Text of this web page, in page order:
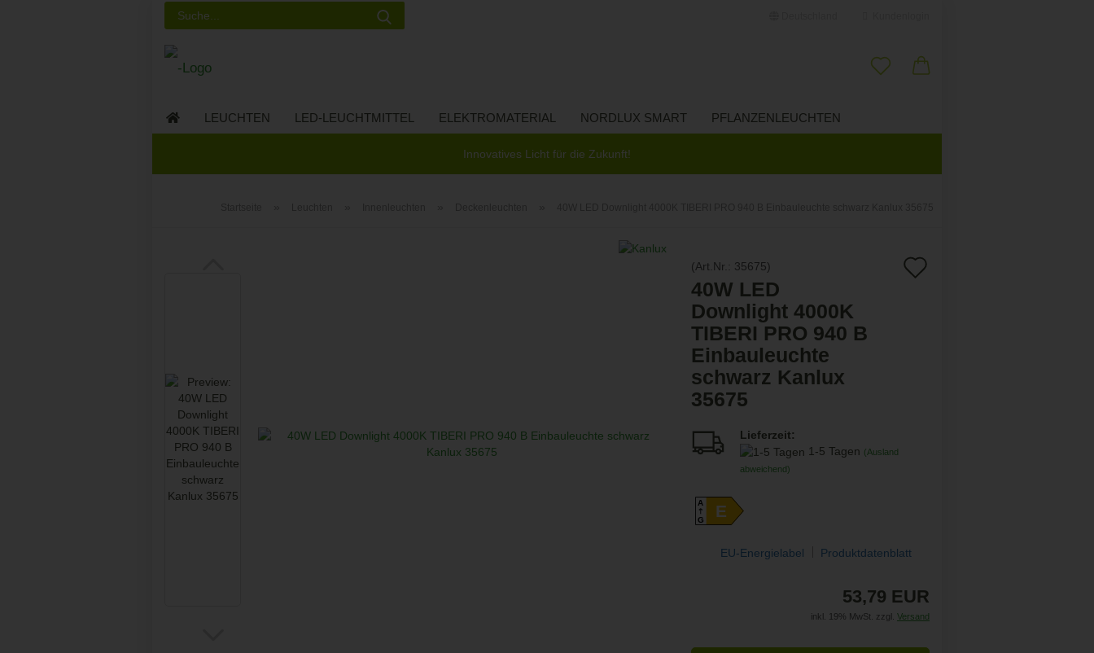
Passwort vergessen?
Innovatives Licht für die Zukunft!
LEUCHTEN LED-LEUCHTMITTEL ELEKTROMATERIAL NORDLUX SMART PFLANZENLEUCHTEN
(Art.Nr.: 35675)
40W LED
Downlight 4000K
TIBERI PRO 940 B
Einbauleuchte
schwarz Kanlux
35675
Lieferzeit:
1-5 Tagen (Ausland
abweichend)
A
GE
EU-Energielabel Produktdatenblatt
53,79 EUR
inkl. 19% MwSt. zzgl. Versand